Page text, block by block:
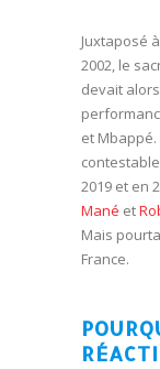
Juxtaposé
2002, le
devait
et Mbappé.
2019 et en
Mané et
Mais
France.